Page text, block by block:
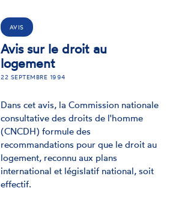
AVIS
Avis sur le droit au
logement
22 SEPTEMBRE 1994
Dans cet avis, la Commission nationale
consultative des droits de l'homme
(CNCDH) formule des
recommandations pour que le droit au
logement, reconnu aux plans
international et législatif national, soit
effectif.